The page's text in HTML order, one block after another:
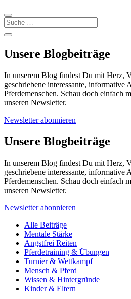
Unsere Blogbeiträge
In unserem Blog findest Du mit Herz,
geschriebene interessante, informative
Pferdemenschen. Schau doch einfach
unseren Newsletter.
Newsletter abonnieren
Unsere Blogbeiträge
In unserem Blog findest Du mit Herz,
geschriebene interessante, informative
Pferdemenschen. Schau doch einfach
unseren Newsletter.
Newsletter abonnieren
Alle Beiträge
Mentale Stärke
Angstfrei Reiten
Pferdetraining & Übungen
Turnier & Wettkampf
Mensch & Pferd
Wissen & Hintergründe
Kinder & Eltern